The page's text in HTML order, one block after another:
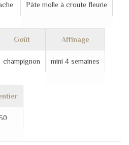
Pâte molle à croute fleurie
Goût
champignon
Affinage
mini 4 semaines